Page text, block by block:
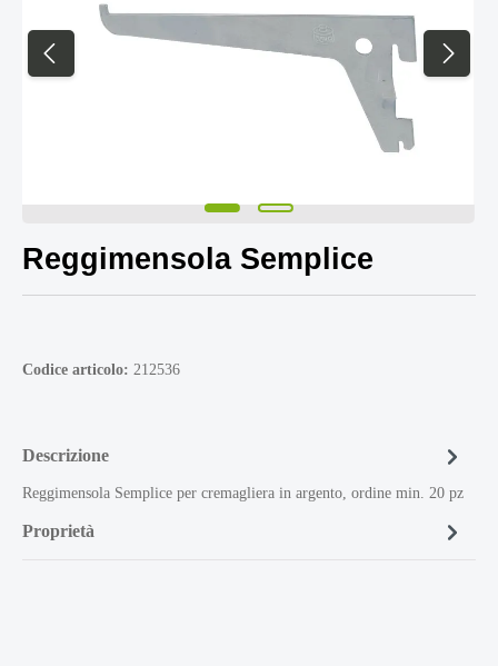
Reggimensola Semplice
Codice articolo: 212536
Descrizione
Reggimensola Semplice per cremagliera in argento, ordine min. 20 pz
Proprietà